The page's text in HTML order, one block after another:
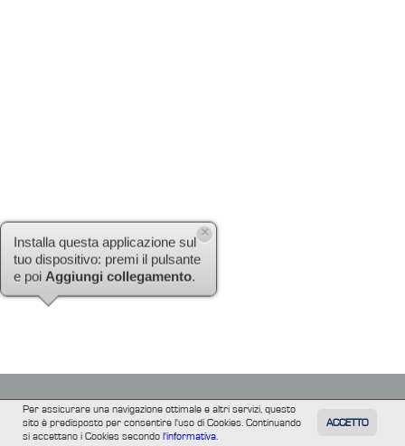
TUTTI FILM
Per assicurare una navigazione ottimale e altri servizi, questo
sito è predisposto per consentire l'uso di Cookies. Continuando
si accettano i Cookies secondol'informativa.
ACCETTO
Installa questa applicazione sul
tuo dispositivo: premi il pulsante
Aggiungi collegamento